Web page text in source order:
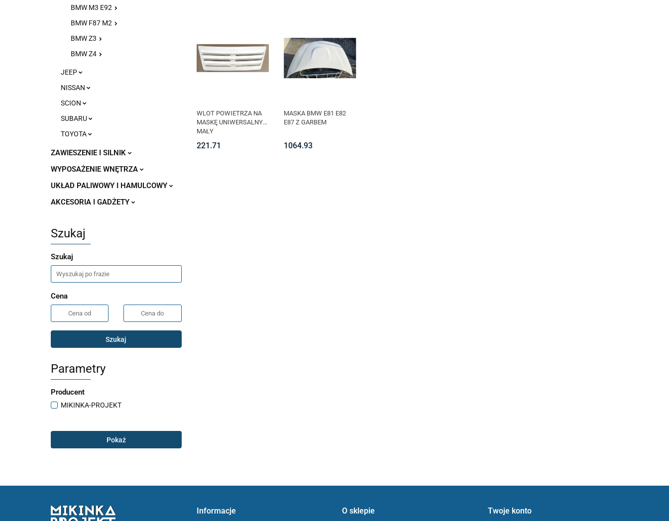
BMW M3 E92
BMW F87 M2
BMW Z3
BMW Z4
JEEP
NISSAN
SCION
SUBARU
TOYOTA
ZAWIESZENIE I SILNIK
WYPOSAŻENIE WNĘTRZA
UKŁAD PALIWOWY I HAMULCOWY
AKCESORIA I GADŻETY
Szukaj
Szukaj
Cena
Szukaj
Parametry
Producent
MIKINKA-PROJEKT
Pokaż
WLOT POWIETRZA NA
MASKĘ UNIWERSALNY
MAŁY
221.71
MASKA BMW E81 E82
E87 Z GARBEM
1064.93
Informacje O sklepie Twoje konto